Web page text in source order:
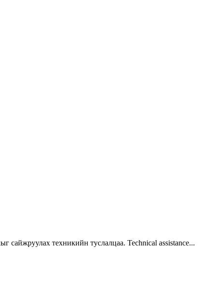
сайжруулах техникийн туслалцаа. Technical assistance...